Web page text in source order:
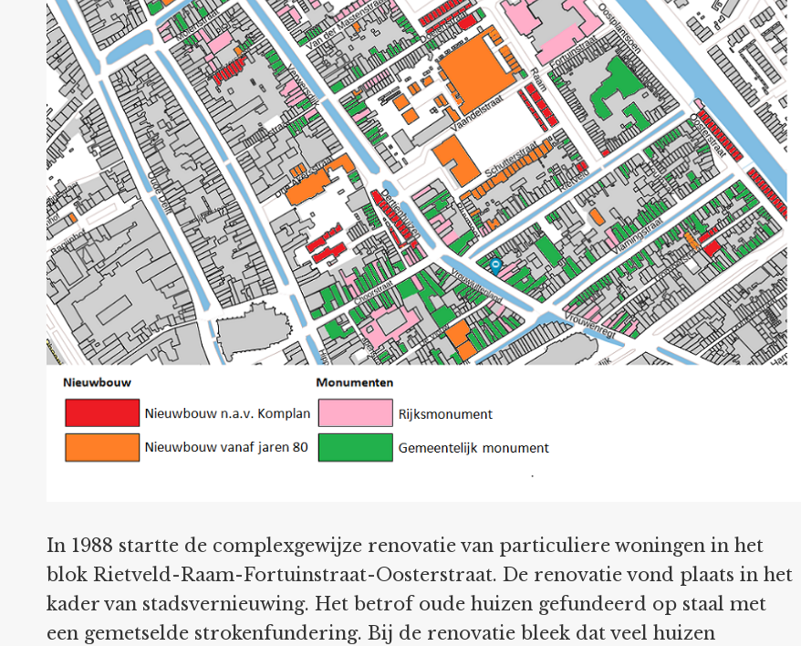
In 1988 startte de complexgewijze renovatie van particuliere woningen in het
blok Rietveld-Raam-Fortuinstraat-Oosterstraat. De renovatie vond plaats in het
kader van stadsvernieuwing. Het betrof oude huizen gefundeerd op staal met
een gemetselde strokenfundering. Bij de renovatie bleek dat veel huizen